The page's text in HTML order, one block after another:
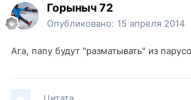
Горыныч 72
Опубликовано: 15 апреля 2014
Ага, папу будут "разматывать" из